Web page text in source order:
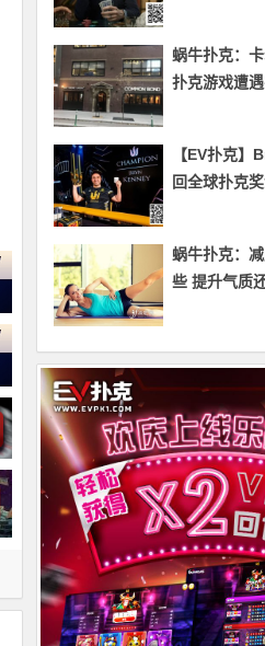
手”，长期
蜗牛扑克：
扑克游戏遭
【EV扑克
回全球扑克
蜗牛扑克：
些 提升气质